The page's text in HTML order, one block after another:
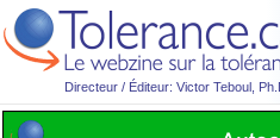
Directeur / Éditeur: Victor Teboul,